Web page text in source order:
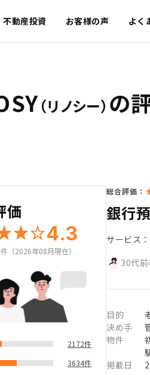
不動産投資 お客様の声 よく
（リノシー） の
価
4.3
（2026年08月現在）
2172件
3634件
総合評価：
銀行
サービス：
30代前
目的
決め手
物件
掲載日